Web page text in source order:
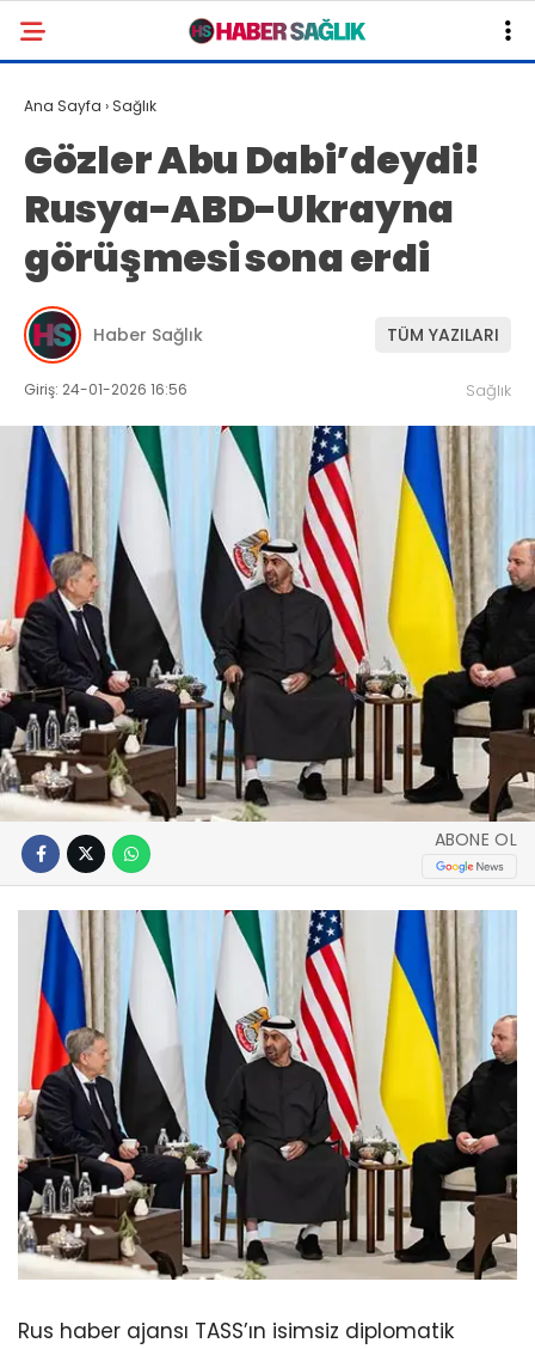
Ana Sayfa › Sağlık
Gözler Abu Dabi’deydi!
Rusya-ABD-Ukrayna
görüşmesi sona erdi
Haber Sağlık TÜM YAZILARI
Giriş: 24-01-2026 16:56 Sağlık
ABONE OL
Rus haber ajansı TASS’ın isimsiz diplomatik